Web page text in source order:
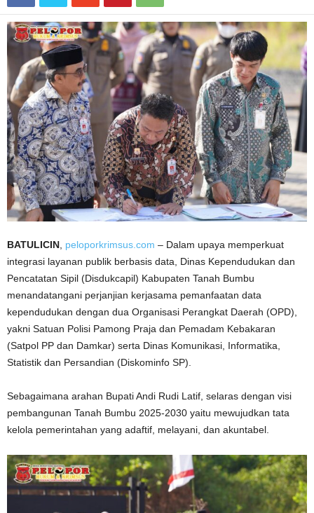
BATULICIN, peloporkrimsus.com – Dalam upaya memperkuat
integrasi layanan publik berbasis data, Dinas Kependudukan dan
Pencatatan Sipil (Disdukcapil) Kabupaten Tanah Bumbu
menandatangani perjanjian kerjasama pemanfaatan data
kependudukan dengan dua Organisasi Perangkat Daerah (OPD),
yakni Satuan Polisi Pamong Praja dan Pemadam Kebakaran
(Satpol PP dan Damkar) serta Dinas Komunikasi, Informatika,
Statistik dan Persandian (Diskominfo SP).
Sebagaimana arahan Bupati Andi Rudi Latif, selaras dengan visi
pembangunan Tanah Bumbu 2025-2030 yaitu mewujudkan tata
kelola pemerintahan yang adaftif, melayani, dan akuntabel.